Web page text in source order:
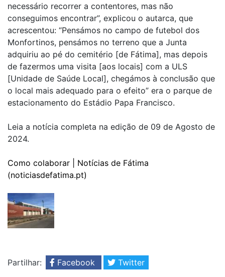
necessário recorrer a contentores, mas não
conseguimos encontrar”, explicou o autarca, que
acrescentou: “Pensámos no campo de futebol dos
Monfortinos, pensámos no terreno que a Junta
adquiriu ao pé do cemitério [de Fátima], mas depois
de fazermos uma visita [aos locais] com a ULS
[Unidade de Saúde Local], chegámos à conclusão que
o local mais adequado para o efeito” era o parque de
estacionamento do Estádio Papa Francisco.
Leia a notícia completa na edição de 09 de Agosto de
2024.
Como colaborar | Notícias de Fátima
(noticiasdefatima.pt)
Partilhar: Facebook
Twitter